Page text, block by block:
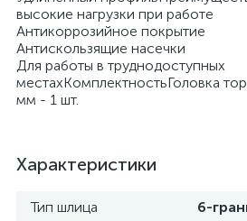
высокие нагрузки при работе
Антикоррозийное покрытие
Антискользящие насечки
Для работы в труднодоступных
местахКомплектностьГоловка
мм - 1 шт.
Характеристики
Тип шлица 6-